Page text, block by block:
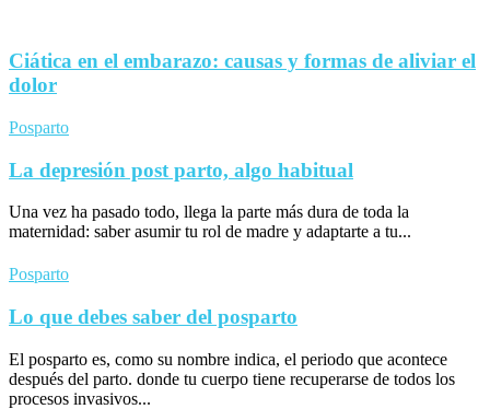
Ciática en el embarazo: causas y formas de aliviar el
dolor
Posparto
La depresión post parto, algo habitual
Una vez ha pasado todo, llega la parte más dura de toda la
maternidad: saber asumir tu rol de madre y adaptarte a tu...
Posparto
Lo que debes saber del posparto
El posparto es, como su nombre indica, el periodo que acontece
después del parto. donde tu cuerpo tiene recuperarse de todos los
procesos invasivos...